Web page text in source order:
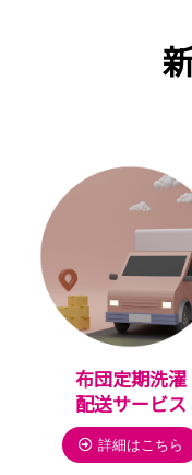
布団定期洗濯
配送サービス
詳細はこちら